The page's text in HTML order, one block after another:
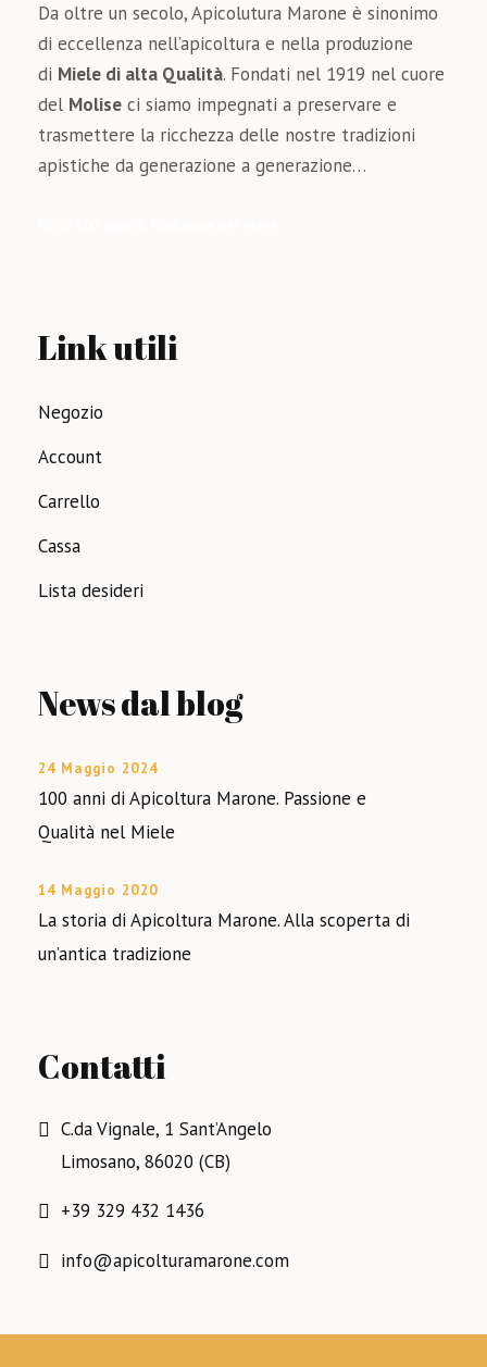
Da oltre un secolo, Apicolutura Marone è sinonimo
di eccellenza nell’apicoltura e nella produzione
di Miele di alta Qualità. Fondati nel 1919 nel cuore
del Molise ci siamo impegnati a preservare e
trasmettere la ricchezza delle nostre tradizioni
apistiche da generazione a generazione…
Link utili
Negozio
Account
Carrello
Cassa
Lista desideri
News dal blog
24 Maggio 2024
100 anni di Apicoltura Marone. Passione e
Qualità nel Miele
14 Maggio 2020
La storia di Apicoltura Marone. Alla scoperta di
un’antica tradizione
Contatti
C.da Vignale, 1 Sant’Angelo
Limosano, 86020 (CB)
+39 329 432 1436
info@apicolturamarone.com